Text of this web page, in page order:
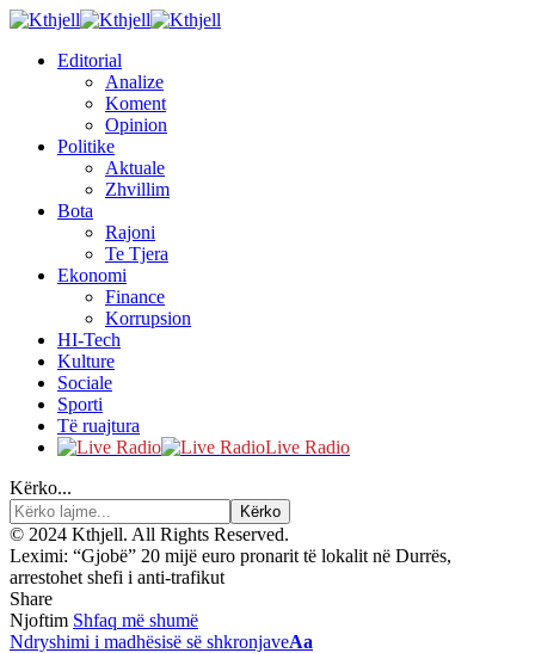
Editorial
Analize
Koment
Opinion
Politike
Aktuale
Zhvillim
Bota
Rajoni
Te Tjera
Ekonomi
Finance
Korrupsion
HI-Tech
Kulture
Sociale
Sporti
Të ruajtura
Live Radio
Kërko...
© 2024 Kthjell. All Rights Reserved.
Leximi: “Gjobë” 20 mijë euro pronarit të lokalit në Durrës,
arrestohet shefi i anti-trafikut
Share
Njoftim Shfaq më shumë
Ndryshimi i madhësisë së shkronjaveAa